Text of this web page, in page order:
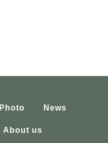
Photo News
About us